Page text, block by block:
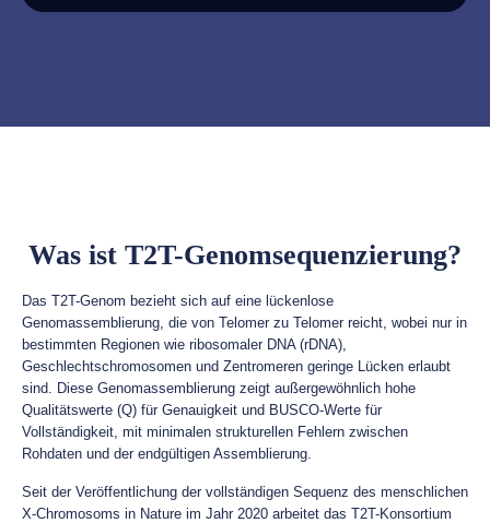
Was ist T2T-Genomsequenzierung?
Das T2T-Genom bezieht sich auf eine lückenlose
Genomassemblierung, die von Telomer zu Telomer reicht, wobei nur in
bestimmten Regionen wie ribosomaler DNA (rDNA),
Geschlechtschromosomen und Zentromeren geringe Lücken erlaubt
sind. Diese Genomassemblierung zeigt außergewöhnlich hohe
Qualitätswerte (Q) für Genauigkeit und BUSCO-Werte für
Vollständigkeit, mit minimalen strukturellen Fehlern zwischen
Rohdaten und der endgültigen Assemblierung.
Seit der Veröffentlichung der vollständigen Sequenz des menschlichen
X-Chromosoms in Nature im Jahr 2020 arbeitet das T2T-Konsortium